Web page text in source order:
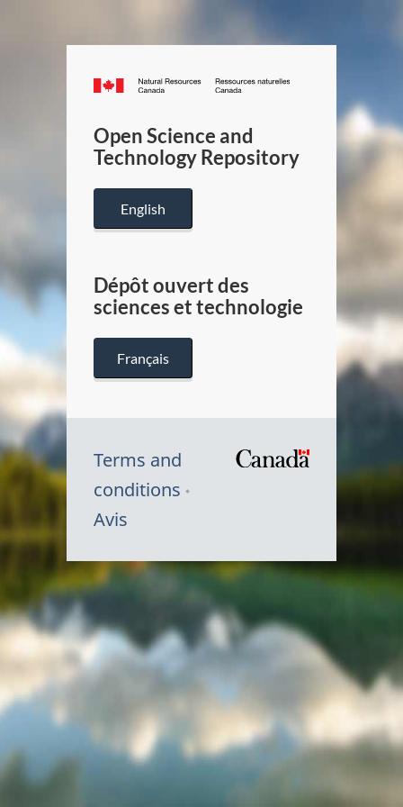
Canada.ca
/
Canada
Open Science and
Technology Repository
English
Dépôt ouvert des
sciences et technologie
Français
Terms and
conditions
Avis
Symbole
du